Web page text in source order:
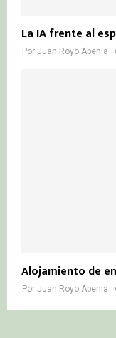
La IA frente al
Por Juan Royo Abenia
Alojamiento de
Por Juan Royo Abenia